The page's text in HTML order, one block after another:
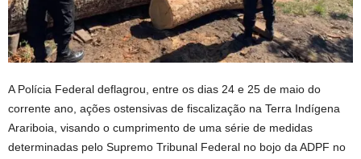
A Polícia Federal deflagrou, entre os dias 24 e 25 de maio do
corrente ano, ações ostensivas de fiscalização na Terra Indígena
Arariboia, visando o cumprimento de uma série de medidas
determinadas pelo Supremo Tribunal Federal no bojo da ADPF no